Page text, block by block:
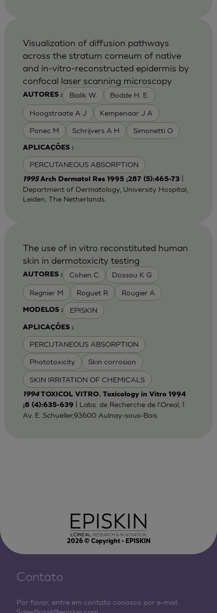
AUTORES : Bialik W. Bodde H. E.
Hoogstraate A J Kempenaar J A
Ponec M Schrijvers A H Simonetti O
APLICAÇÕES :
PERCUTANEOUS ABSORPTION
Visualization of diffusion pathways
across the stratum corneum of native
and in-vitro-reconstructed epidermis by
confocal laser scanning microscopy
1995Arch Dermatol Res 1995 ;287 (5):465-73|
Department of Dermatology, University Hospital,
Leiden, The Netherlands.
AUTORES : Cohen C Dossou K G
Regnier M Roguet R Rougier A
MODELOS : EPISKIN
APLICAÇÕES :
PERCUTANEOUS ABSORPTION
Phototoxicity Skin corrosion
SKIN IRRITATION OF CHEMICALS
The use of in vitro reconstituted human
skin in dermotoxicity testing
1994TOXICOL VITRO. Toxicology in Vitro 1994
;8 (4):635-639
| Labs. de Recherche de l'Oreal, 1
Av. E. Schueller,93600 Aulnay-sous-Bois
2026© Copyright - EPISKIN
Contato
Por favor, entre em contato conosco por e-mail: